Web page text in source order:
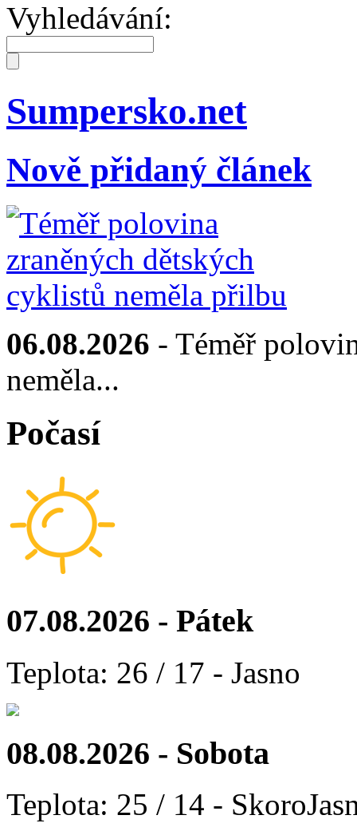
Vyhledávání:
Sumpersko.net
Nově přidaný článek
06.08.2026 - Téměř
neměla...
Počasí
07.08.2026 - Pátek
Teplota: 26 / 17 - Jasno
08.08.2026 - Sobota
Teplota: 25 / 14 -